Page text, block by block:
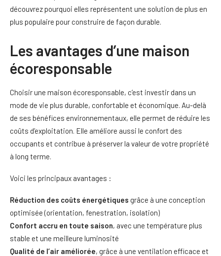
découvrez pourquoi elles représentent une solution de plus en
plus populaire pour construire de façon durable.
Les avantages d’une maison
écoresponsable
Choisir une maison écoresponsable, c’est investir dans un
mode de vie plus durable, confortable et économique. Au-delà
de ses bénéfices environnementaux, elle permet de réduire les
coûts d’exploitation. Elle améliore aussi le confort des
occupants et contribue à préserver la valeur de votre propriété
à long terme.
Voici les principaux avantages :
Réduction des coûts énergétiques grâce à une conception
optimisée (orientation, fenestration, isolation)
Confort accru en toute saison, avec une température plus
stable et une meilleure luminosité
Qualité de l’air améliorée, grâce à une ventilation efficace et